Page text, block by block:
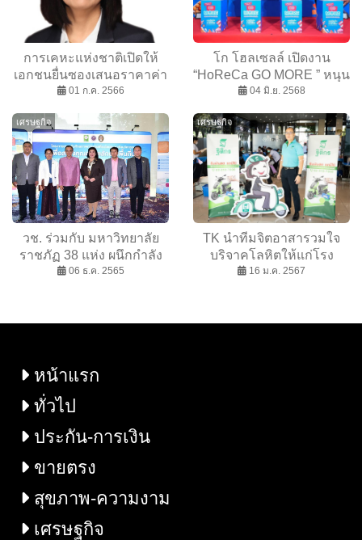
การเคหะแห่งชาติเปิดให้
เอกชนยื่นซองเสนอราคาค่า
ธรรมเนียมการได้สิทธิเช่า
ตลาด จำนวน 2 โครงการ
01 ก.ค. 2566
โก โฮลเซลล์ เปิดงาน
“HoReCa GO MORE ” หนุน
ร้านอาหาร สร้างโอกาสจาก
ต้นทุน ชู ‘เวิร์กชอป’ ทั่วไทย
ติดอาวุธผู้ประกอบการสู้
เศรษฐกิจ
04 มิ.ย. 2568
เศรษฐกิจ
วช. ร่วมกับ มหาวิทยาลัย
ราชภัฏ 38 แห่ง ผนึกกำลัง
ยกระดับศักยภาพการท่อง
ลักษณ์พื้นถิ่นบนเศรษฐกิจ
06 ธ.ค. 2565
เศรษฐกิจ
TK นำทีมจิตอาสารวมใจ
บริจาคโลหิตให้แก่โรง
พยาบาลศิริราช ปริมาณ
16 ม.ค. 2567
หน้าแรก
ทั่วไป
ประกัน-การเงิน
ขายตรง
สุขภาพ-ความงาม
เศรษฐกิจ